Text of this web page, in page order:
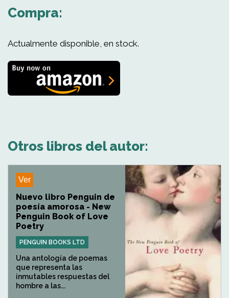
Compra:
Actualmente disponible, en stock.
Otros libros del autor:
Ver
Nuevo libro Penguin de
poesía amorosa - New
Penguin Book of Love
Poetry
PENGUIN BOOKS LTD
Una antología de poemas
que representa las
inmutables respuestas del
hombre a las...